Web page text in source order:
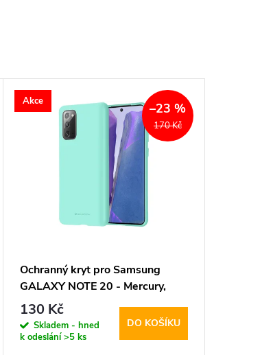
Akce
170 Kč
–23 %
Ochranný kryt pro Samsung
GALAXY NOTE 20 - Mercury,
Soft Feeling Mint
130 Kč
Skladem - hned
k odeslání>5 ks
DO KOŠÍKU